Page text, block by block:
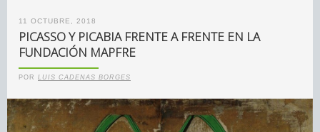
11 OCTUBRE, 2018
PICASSO Y PICABIA FRENTE A FRENTE EN LA
FUNDACIÓN MAPFRE
POR LUIS CADENAS BORGES